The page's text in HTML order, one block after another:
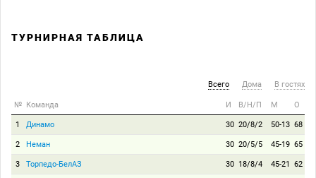
ТУРНИРНАЯ ТАБЛИЦА
Всего Дома В гостях
№ Команда И В/Н/П М О
1 Динамо 30 20/8/2 50-13 68
2 Неман 30 20/5/5 45-19 65
3 Торпедо-БелАЗ 30 18/8/4 45-21 62